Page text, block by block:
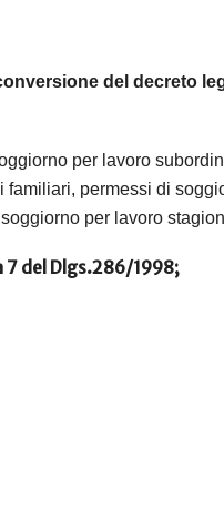
del decreto
per lavoro
permessi di
per lavoro
7 del Dlgs.286/1998;